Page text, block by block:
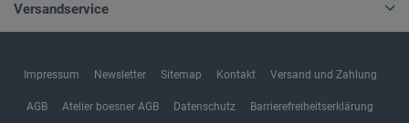
Versandservice
Impressum Newsletter Sitemap Kontakt Versand und Zahlung
AGB Atelier boesner AGB Datenschutz Barrierefreiheitserklärung